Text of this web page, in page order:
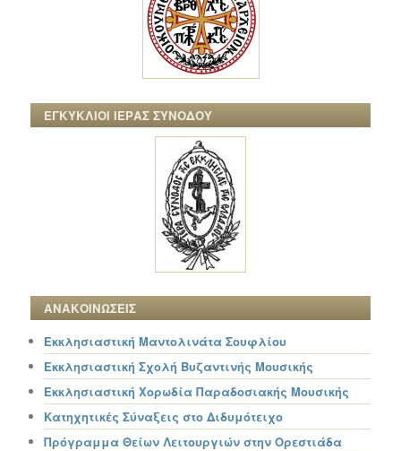
ΕΓΚΥΚΛΙΟΙ ΙΕΡΑΣ ΣΥΝΟΔΟΥ
ΑΝΑΚΟΙΝΩΣΕΙΣ
Εκκλησιαστική Μαντολινάτα Σουφλίου
Εκκλησιαστική Σχολή Βυζαντινής Μουσικής
Εκκλησιαστική Χορωδία Παραδοσιακής Μουσικής
Κατηχητικές Σύναξεις στο Διδυμότειχο
Πρόγραμμα Θείων Λειτουργιών στην Ορεστιάδα